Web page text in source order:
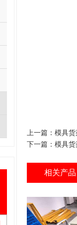
上一篇： 模具货
下一篇： 模具货
相关产品